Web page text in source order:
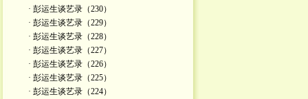
· 彭运生谈艺录（230）
· 彭运生谈艺录（229）
· 彭运生谈艺录（228）
· 彭运生谈艺录（227）
· 彭运生谈艺录（226）
· 彭运生谈艺录（225）
· 彭运生谈艺录（224）